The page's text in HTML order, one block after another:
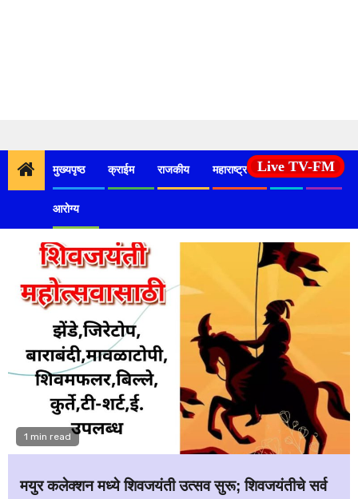
to
content
मुख्यपृष्ठ क्राईम राजकीय महाराष्ट्र देश कृषी
आरोग्य
Live TV-FM
Day:February 10, 2026
1 min read
मयुर कलेक्शन मध्ये शिवजयंती उत्सव सुरू; शिवजयंतीचे सर्व